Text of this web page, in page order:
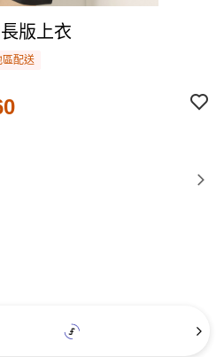
版上衣
區配送